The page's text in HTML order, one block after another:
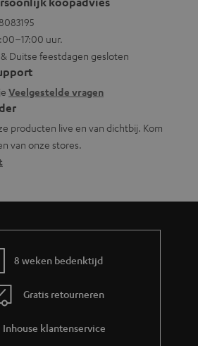
uur.
Duitse feestdagen gesloten
Veelgestelde vragen
producten live en van dichtbij. Kom
van onze stores.
8 weken bedenktijd
Gratis retourneren
Inhouse klantenservice